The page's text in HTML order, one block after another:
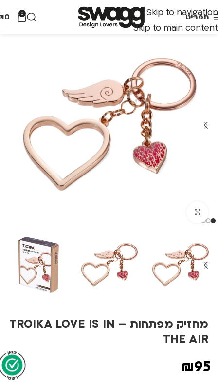
Skip to navigation
Skip to main content
תפריט 0
0
מחזיק מפתחות – TROIKA LOVE IS IN
THE AIR
₪95